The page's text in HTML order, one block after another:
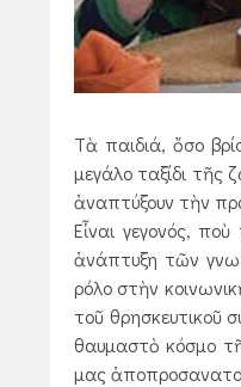
Τὰ παιδιά, ὅσο
μεγάλο ταξίδι τῆς
ἀναπτύξουν τὴν
Εἶναι γεγονός,
ἀνάπτυξη τῶν
ρόλο στὴν
τοῦ θρησκευτικοῦ
θαυμαστὸ κόσμο
μας